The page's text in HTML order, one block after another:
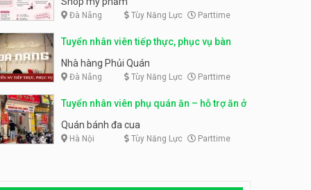
trực page, thu ngân parttime
GRAVI ESCAPE ROOM
Tuyển nhân viên bán hàng,
KIBO KIDS
Tuyển nhân viên edit ảnh,
Công ty
Tuyển nhân viên tiếp thực,
Đà Nẵng Tùy Năng Lực Parttime
Tuyển nhân viên tiếp thực, phục vụ bàn
Nhà hàng Phủi Quán
Đà Nẵng Tùy Năng Lực Parttime
Tuyển nhân viên phụ quán ăn – hỗ trợ ăn ở
Quán bánh đa cua
Hà Nội Tùy Năng Lực Parttime